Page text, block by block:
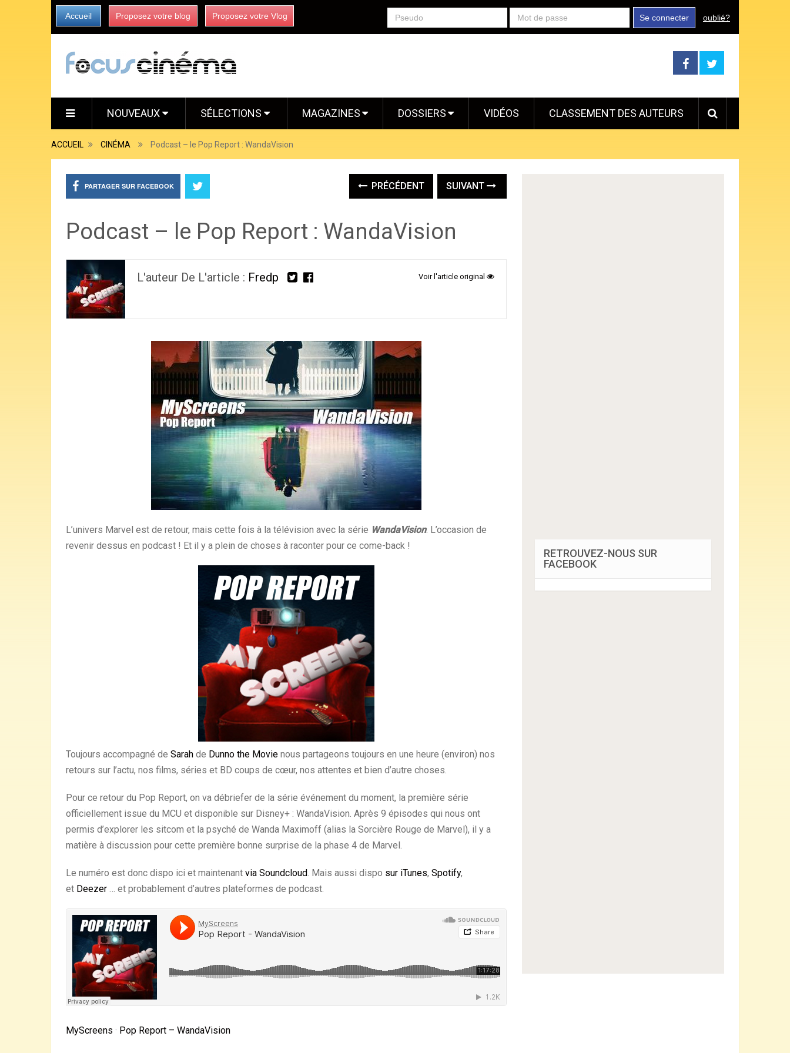
Accueil Proposez votre blog Proposez votre Vlog Se connecter oublié?
NOUVEAUX SÉLECTIONS MAGAZINES DOSSIERS VIDÉOS CLASSEMENT DES AUTEURS
ACCUEIL CINÉMA Podcast – le Pop Report : WandaVision
PARTAGER SUR FACEBOOK PRÉCÉDENT SUIVANT
Podcast – le Pop Report : WandaVision
L'auteur De L'article : Fredp Voir l'article original
L’univers Marvel est de retour, mais cette fois à la télévision avec la série WandaVision. L’occasion de
revenir dessus en podcast ! Et il y a plein de choses à raconter pour ce come-back !
Toujours accompagné de Sarah de Dunno the Movie nous partageons toujours en une heure (environ) nos
retours sur l’actu, nos films, séries et BD coups de cœur, nos attentes et bien d’autre choses.
Pour ce retour du Pop Report, on va débriefer de la série événement du moment, la première série
officiellement issue du MCU et disponible sur Disney+ : WandaVision. Après 9 épisodes qui nous ont
permis d’explorer les sitcom et la psyché de Wanda Maximoff (alias la Sorcière Rouge de Marvel), il y a
matière à discussion pour cette première bonne surprise de la phase 4 de Marvel.
Le numéro est donc dispo ici et maintenant via Soundcloud. Mais aussi dispo sur iTunes, Spotify,
et Deezer … et probablement d’autres plateformes de podcast.
MyScreens · Pop Report – WandaVision
RETROUVEZ-NOUS SUR
FACEBOOK